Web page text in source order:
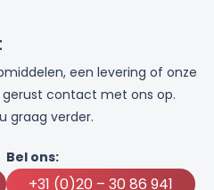
een levering of onze
contact met ons op.
graag verder.
Bel ons:
+31 (0)20 – 30 86 941